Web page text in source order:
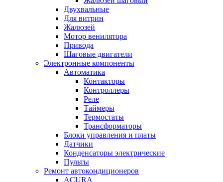
Двухвальные
Для витрин
Жалюзей
Мотор венилятора
Привода
Шаговые двигатели
Электронные компоненты
Автоматика
Контакторы
Контроллеры
Реле
Таймеры
Термостаты
Трансформаторы
Блоки управления и платы
Датчики
Конденсаторы электрические
Пульты
Ремонт автокондиционеров
ACURA